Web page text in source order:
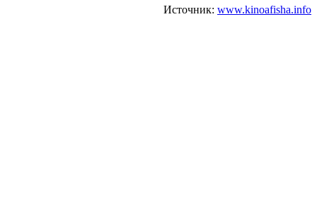
Источник: www.kinoafisha.info